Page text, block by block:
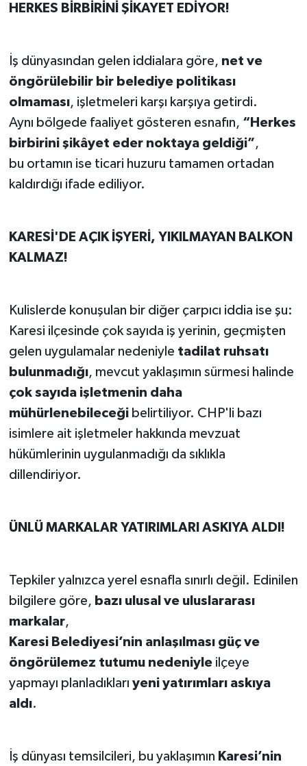
HERKES BİRBİRİNİ ŞİKAYET EDİYOR!
İş dünyasından gelen iddialara göre, net ve
öngörülebilir bir belediye politikası
olmaması, işletmeleri karşı karşıya getirdi.
Aynı bölgede faaliyet gösteren esnafın, “Herkes
birbirini şikâyet eder noktaya geldiği”,
bu ortamın ise ticari huzuru tamamen ortadan
kaldırdığı ifade ediliyor.
KARESİ'DE AÇIK İŞYERİ, YIKILMAYAN BALKON
KALMAZ!
Kulislerde konuşulan bir diğer çarpıcı iddia ise şu:
Karesi ilçesinde çok sayıda iş yerinin, geçmişten
gelen uygulamalar nedeniyle tadilat ruhsatı
bulunmadığı, mevcut yaklaşımın sürmesi halinde
çok sayıda işletmenin daha
mühürlenebileceğibelirtiliyor. CHP'li bazı
isimlere ait işletmeler hakkında mevzuat
hükümlerinin uygulanmadığı da sıklıkla
dillendiriyor.
ÜNLÜ MARKALAR YATIRIMLARI ASKIYA ALDI!
Tepkiler yalnızca yerel esnafla sınırlı değil. Edinilen
bilgilere göre, bazı ulusal ve uluslararası
markalar,
Karesi Belediyesi’nin anlaşılması güç ve
öngörülemez tutumu nedeniyle ilçeye
yapmayı planladıkları yeni yatırımları askıya
aldı.
İş dünyası temsilcileri, bu yaklaşımın Karesi’nin